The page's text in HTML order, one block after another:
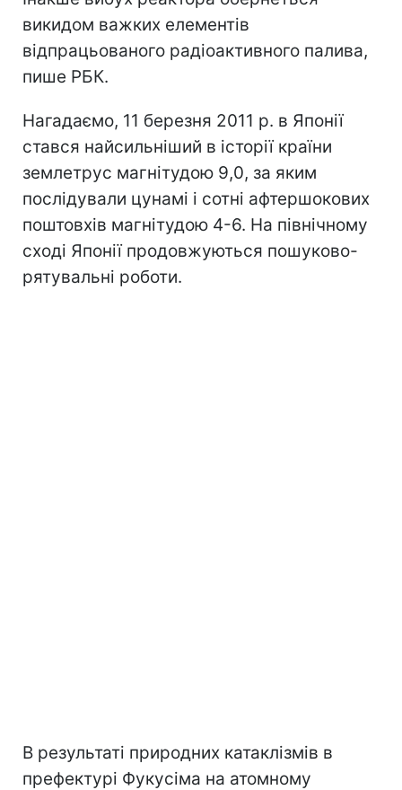
викидом важких елементів
відпрацьованого радіоактивного палива,
пише РБК.
Нагадаємо, 11 березня 2011 р. в Японії
стався найсильніший в історії країни
землетрус магнітудою 9,0, за яким
послідували цунамі і сотні афтершокових
поштовхів магнітудою 4-6. На північному
сході Японії продовжуються пошуково-
рятувальні роботи.
В результаті природних катаклізмів в
префектурі Фукусіма на атомному